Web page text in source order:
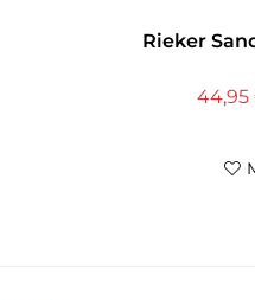
Rieker
44,95